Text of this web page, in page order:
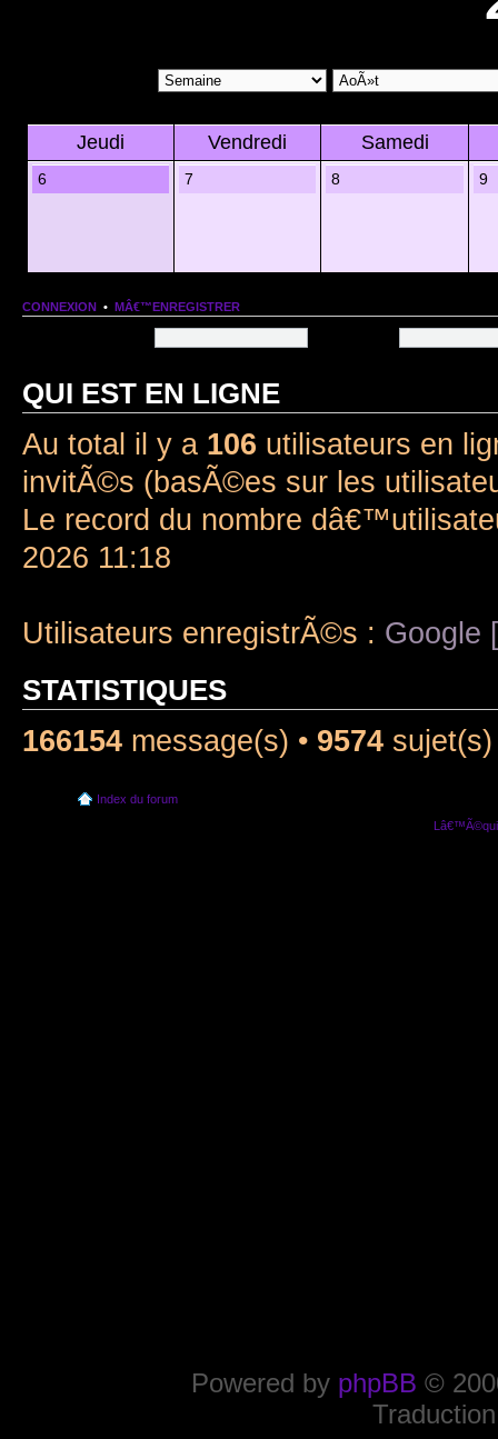
Jeudi Vendredi Samedi
6 7 8 9
CONNEXION • MÂ€™ENREGISTRER
QUI EST EN LIGNE
Au total il y a 106 utilisateurs en
invitÃ©s (basÃ©es sur les
Le record du nombre
2026 11:18
Utilisateurs enregistrÃ©s : Google
STATISTIQUES
166154 message(s) • 9574
Index du forum
Powered by phpBB ©